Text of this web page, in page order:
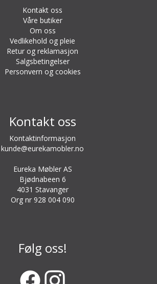
Kontakt oss
Våre butiker
Om oss
Vedlikehold og pleie
Retur og reklamasjon
Salgsbetingelser
Personvern og cookies
Kontakt oss
Kontaktinformasjon
kunde@eurekamobler.no
Eureka Møbler AS
Bjødnabeen 6
4031 Stavanger
Org nr 928 004 090
Følg oss!